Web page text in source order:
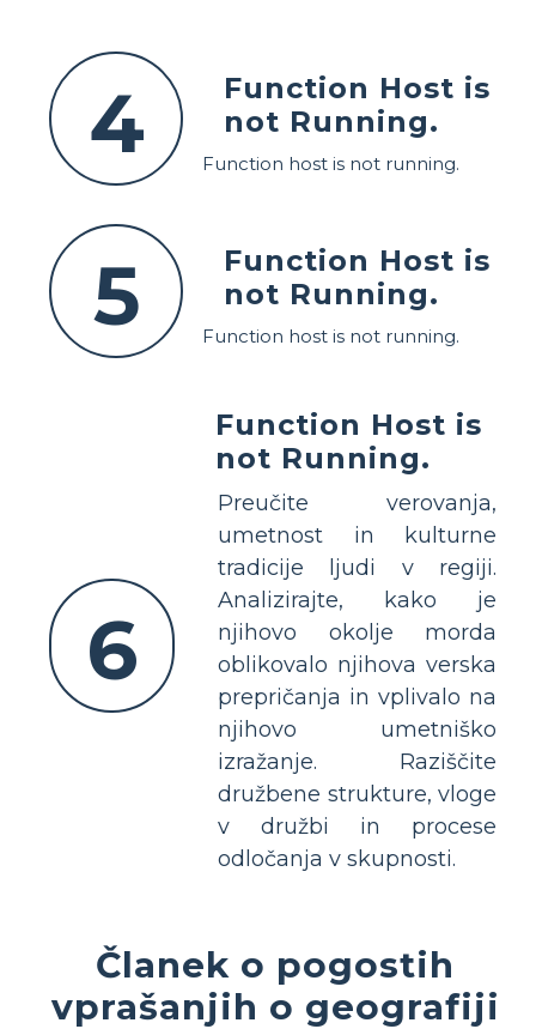
4
Function Host is
not Running.
Function host is not running.
5
Function Host is
not Running.
Function host is not running.
6
Function Host is
not Running.
Preučite verovanja,
umetnost in kulturne
tradicije ljudi v regiji.
Analizirajte, kako je
njihovo okolje morda
oblikovalo njihova verska
prepričanja in vplivalo na
njihovo umetniško
izražanje. Raziščite
družbene strukture, vloge
v družbi in procese
odločanja v skupnosti.
Članek o pogostih
vprašanjih o geografiji